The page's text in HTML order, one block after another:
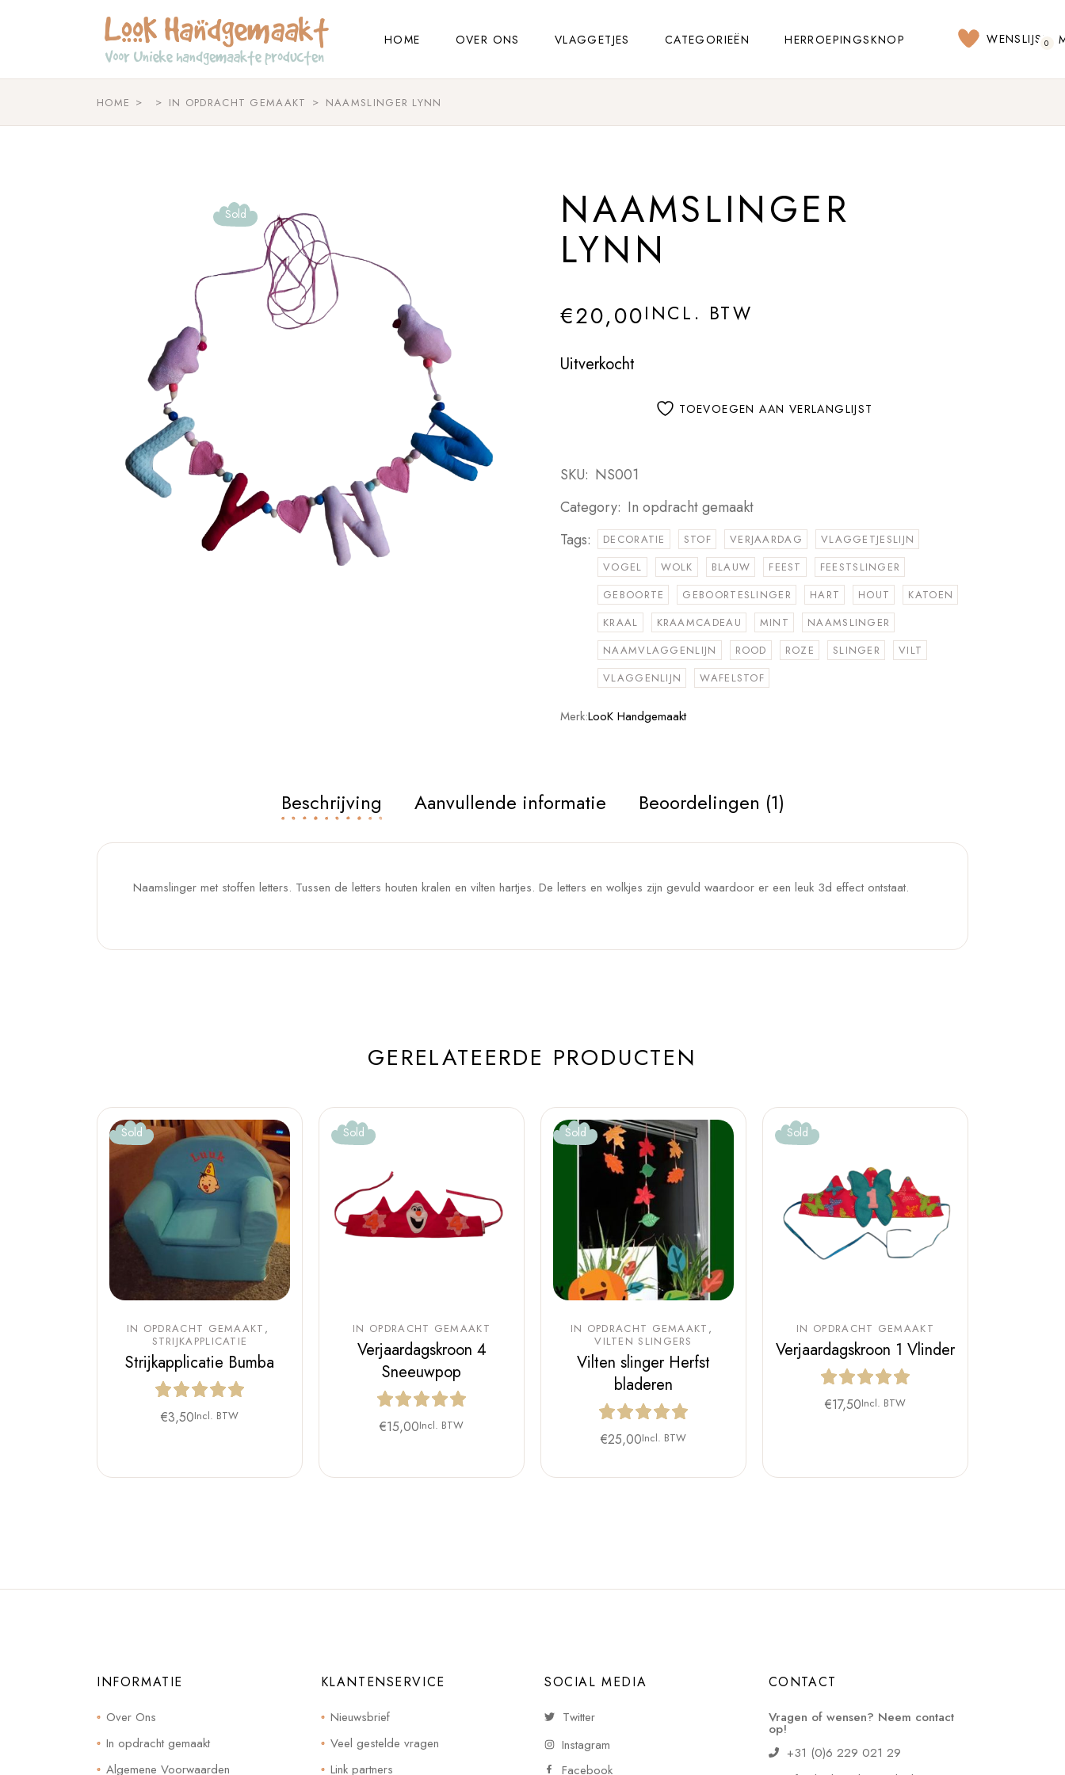
HOME OVER ONS VLAGGETJES CATEGORIEËN HERROEPINGSKNOP WENSLIJST
0
HOME IN OPDRACHT GEMAAKT NAAMSLINGER LYNN
Sold NAAMSLINGER
LYNN
€20,00INCL. BTW
Uitverkocht
TOEVOEGEN AAN VERLANGLIJST
SKU: NS001
Category: In opdracht gemaakt
Tags:
DECORATIE STOF VERJAARDAG
VLAGGETJESLIJN
VOGEL
WOLK BLAUW FEEST
FEESTSLINGER
GEBOORTE
GEBOORTESLINGER HART HOUT
KATOEN
KRAAL
KRAAMCADEAU MINT
NAAMSLINGER
NAAMVLAGGENLIJN
ROOD ROZE SLINGER
VILT
VLAGGENLIJN
WAFELSTOF
Merk:LooK Handgemaakt
Beschrijving Aanvullende informatie Beoordelingen (1)
Naamslinger met stoffen letters. Tussen de letters houten kralen en vilten hartjes. De letters en wolkjes zijn gevuld waardoor er een leuk 3d effect ontstaat.
GERELATEERDE PRODUCTEN
Sold
IN OPDRACHT GEMAAKT
STRIJKAPPLICATIE
Strijkapplicatie Bumba
€3,50Incl. BTW
Sold
IN OPDRACHT GEMAAKT
Verjaardagskroon 4
Sneeuwpop
€15,00Incl. BTW
Sold
IN OPDRACHT GEMAAKT
VILTEN SLINGERS
Vilten slinger Herfst
bladeren
€25,00Incl. BTW
Sold
IN OPDRACHT GEMAAKT
Verjaardagskroon 1 Vlinder
€17,50Incl. BTW
INFORMATIE
Over Ons
In opdracht gemaakt
Algemene Voorwaarden
KLANTENSERVICE
Nieuwsbrief
Veel gestelde vragen
Link partners
SOCIAL MEDIA
Twitter
Instagram
Facebook
CONTACT
Vragen of wensen? Neem contact
op!
+31 (0)6 229 021 29